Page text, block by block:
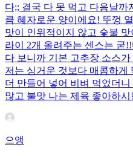
다;; 결국 다 못 먹고 다음날
큼 혜자로운 양이에요! 뚜껑
맛이 인위적이지 않고 숯불
라이 2개 올려주는 센스는 굳
다 보니까 기본 고추장 소스
저는 싱거운 것보다 매콤하게
더 만들어 넣어 비벼 먹었더
많고 불맛 나는 제육 좋아하
으앵